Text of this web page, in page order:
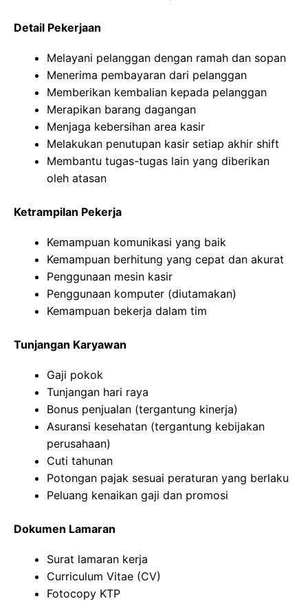
Detail Pekerjaan
Melayani pelanggan dengan ramah dan sopan
Menerima pembayaran dari pelanggan
Memberikan kembalian kepada pelanggan
Merapikan barang dagangan
Menjaga kebersihan area kasir
Melakukan penutupan kasir setiap akhir shift
Membantu tugas-tugas lain yang diberikan
oleh atasan
Ketrampilan Pekerja
Kemampuan komunikasi yang baik
Kemampuan berhitung yang cepat dan akurat
Penggunaan mesin kasir
Penggunaan komputer (diutamakan)
Kemampuan bekerja dalam tim
Tunjangan Karyawan
Gaji pokok
Tunjangan hari raya
Bonus penjualan (tergantung kinerja)
Asuransi kesehatan (tergantung kebijakan
perusahaan)
Cuti tahunan
Potongan pajak sesuai peraturan yang berlaku
Peluang kenaikan gaji dan promosi
Dokumen Lamaran
Surat lamaran kerja
Curriculum Vitae (CV)
Fotocopy KTP